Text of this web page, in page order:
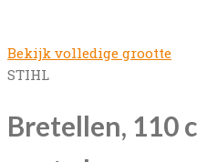
Bekijk volledige grootte
STIHL
Bretellen, 110